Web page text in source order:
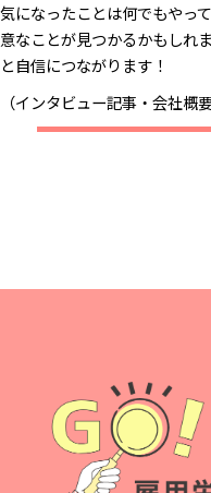
気になったことは何でもやっ
意なことが見つかるかもしれ
と自信につながります！
（インタビュー記事・会社概